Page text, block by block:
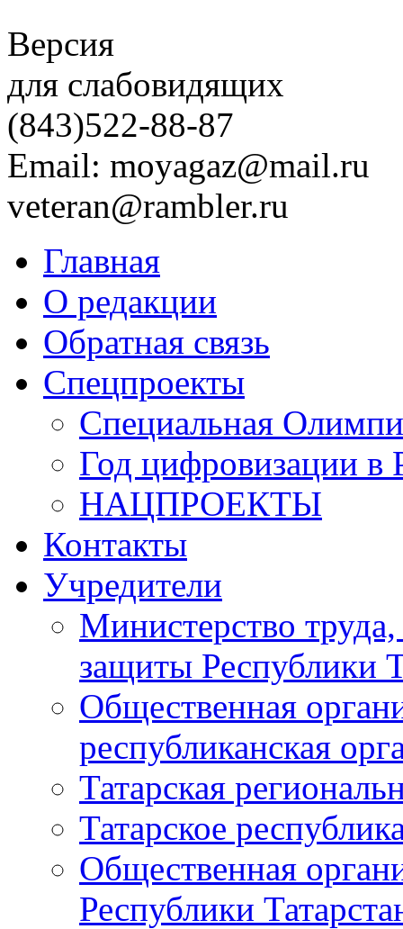
Версия
для слабовидящих
(843)522-88-87
Email: moyagaz@mail.ru
veteran@rambler.ru
Главная
О редакции
Обратная связь
Спецпроекты
Специальная
Год цифровизации в
НАЦПРОЕКТЫ
Контакты
Учредители
Министерство
защиты Республики
Общественная
республиканская
Татарская
Татарское
Общественная
Республики